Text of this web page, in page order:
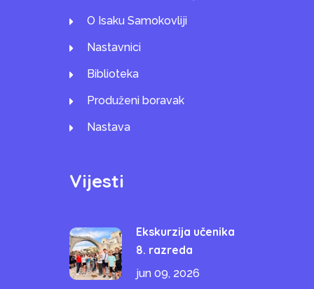
O Isaku Samokovliji
Nastavnici
Biblioteka
Produženi boravak
Nastava
Vijesti
Ekskurzija učenika
8. razreda
jun 09, 2026